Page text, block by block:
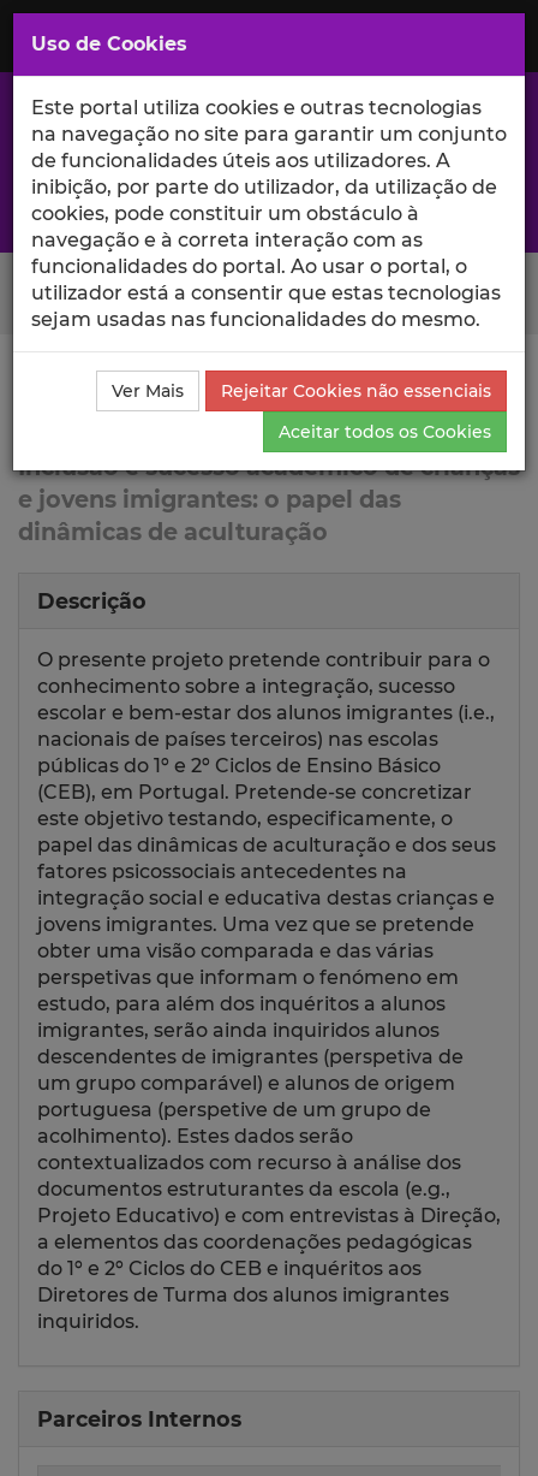
Saltar
para
Conteúdo
Principal
A excelência da investigação e ciência no Iscte
Search Button
Ciência_Iscte Lista de Projetos Projeto
Inclusão e sucesso académico de crianças
e jovens imigrantes: o papel das
dinâmicas de aculturação
Descrição
O presente projeto pretende contribuir para o
conhecimento sobre a integração, sucesso
escolar e bem-estar dos alunos imigrantes (i.e.,
nacionais de países terceiros) nas escolas
públicas do 1º e 2º Ciclos de Ensino Básico
(CEB), em Portugal. Pretende-se concretizar
este objetivo testando, especificamente, o
papel das dinâmicas de aculturação e dos seus
fatores psicossociais antecedentes na
integração social e educativa destas crianças e
jovens imigrantes. Uma vez que se pretende
obter uma visão comparada e das várias
perspetivas que informam o fenómeno em
estudo, para além dos inquéritos a alunos
imigrantes, serão ainda inquiridos alunos
descendentes de imigrantes (perspetiva de
um grupo comparável) e alunos de origem
portuguesa (perspetive de um grupo de
acolhimento). Estes dados serão
contextualizados com recurso à análise dos
documentos estruturantes da escola (e.g.,
Projeto Educativo) e com entrevistas à Direção,
a elementos das coordenações pedagógicas
do 1º e 2º Ciclos do CEB e inquéritos aos
Diretores de Turma dos alunos imigrantes
inquiridos.
Parceiros Internos
Uso de Cookies
Este portal utiliza cookies e outras tecnologias
na navegação no site para garantir um conjunto
de funcionalidades úteis aos utilizadores. A
inibição, por parte do utilizador, da utilização de
cookies, pode constituir um obstáculo à
navegação e à correta interação com as
funcionalidades do portal. Ao usar o portal, o
utilizador está a consentir que estas tecnologias
sejam usadas nas funcionalidades do mesmo.
Ver Mais
Rejeitar Cookies não essenciais
Aceitar todos os Cookies